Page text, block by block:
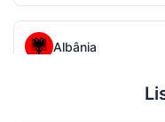
Albânia